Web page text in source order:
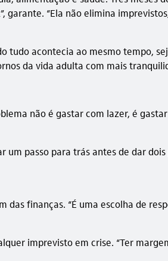
garante. “Ela não elimina
tudo acontecia ao mesmo tempo,
da vida adulta com mais
não é gastar com lazer, é
passo para trás antes de dar
das finanças. “É uma escolha de
imprevisto em crise. “Ter